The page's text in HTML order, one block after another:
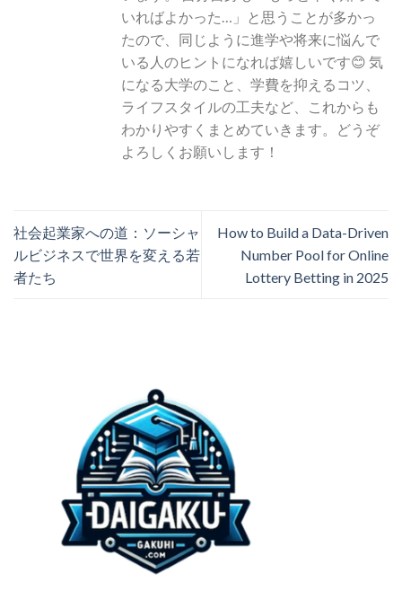
いればよかった…」と思うことが多かっ
たので、同じように進学や将来に悩んで
いる人のヒントになれば嬉しいです😊 気
になる大学のこと、学費を抑えるコツ、
ライフスタイルの工夫など、これからも
わかりやすくまとめていきます。どうぞ
よろしくお願いします！
社会起業家への道：ソーシャ
ルビジネスで世界を変える若
者たち
How to Build a Data-Driven
Number Pool for Online
Lottery Betting in 2025